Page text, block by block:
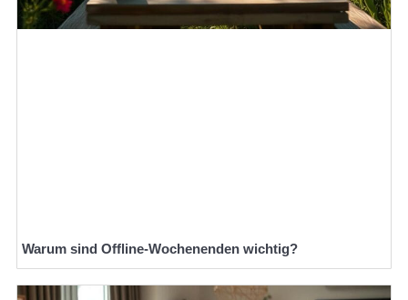
Warum sind Offline-Wochenenden wichtig?